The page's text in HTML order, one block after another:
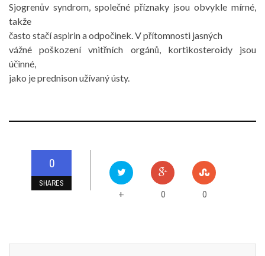
Sjogrenův syndrom, společné příznaky jsou obvykle mírné,
takže
často stačí aspirin a odpočinek. V přítomnosti jasných
vážné poškození vnitřních orgánů, kortikosteroidy jsou
účinné,
jako je prednison užívaný ústy.
0
SHARES
+ 0 0